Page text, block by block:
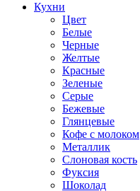
Кухни
Цвет
Белые
Черные
Желтые
Красные
Зеленые
Серые
Бежевые
Глянцевые
Кофе с молоком
Металлик
Слоновая кость
Фуксия
Шоколад